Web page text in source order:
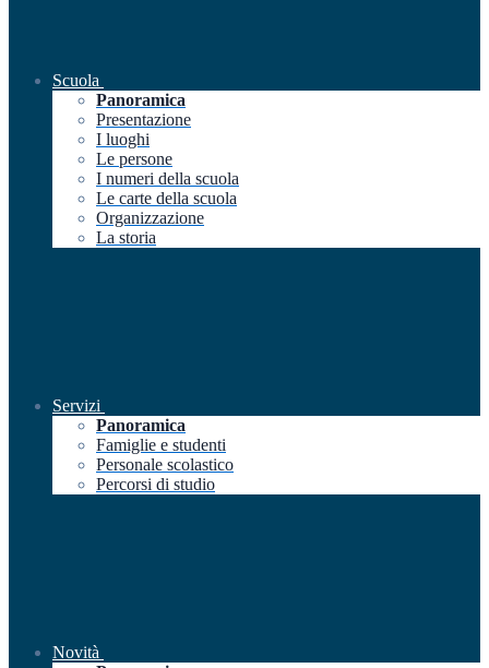
Scuola
Panoramica
Presentazione
I luoghi
Le persone
I numeri della scuola
Le carte della scuola
Organizzazione
La storia
Servizi
Panoramica
Famiglie e studenti
Personale scolastico
Percorsi di studio
Novità